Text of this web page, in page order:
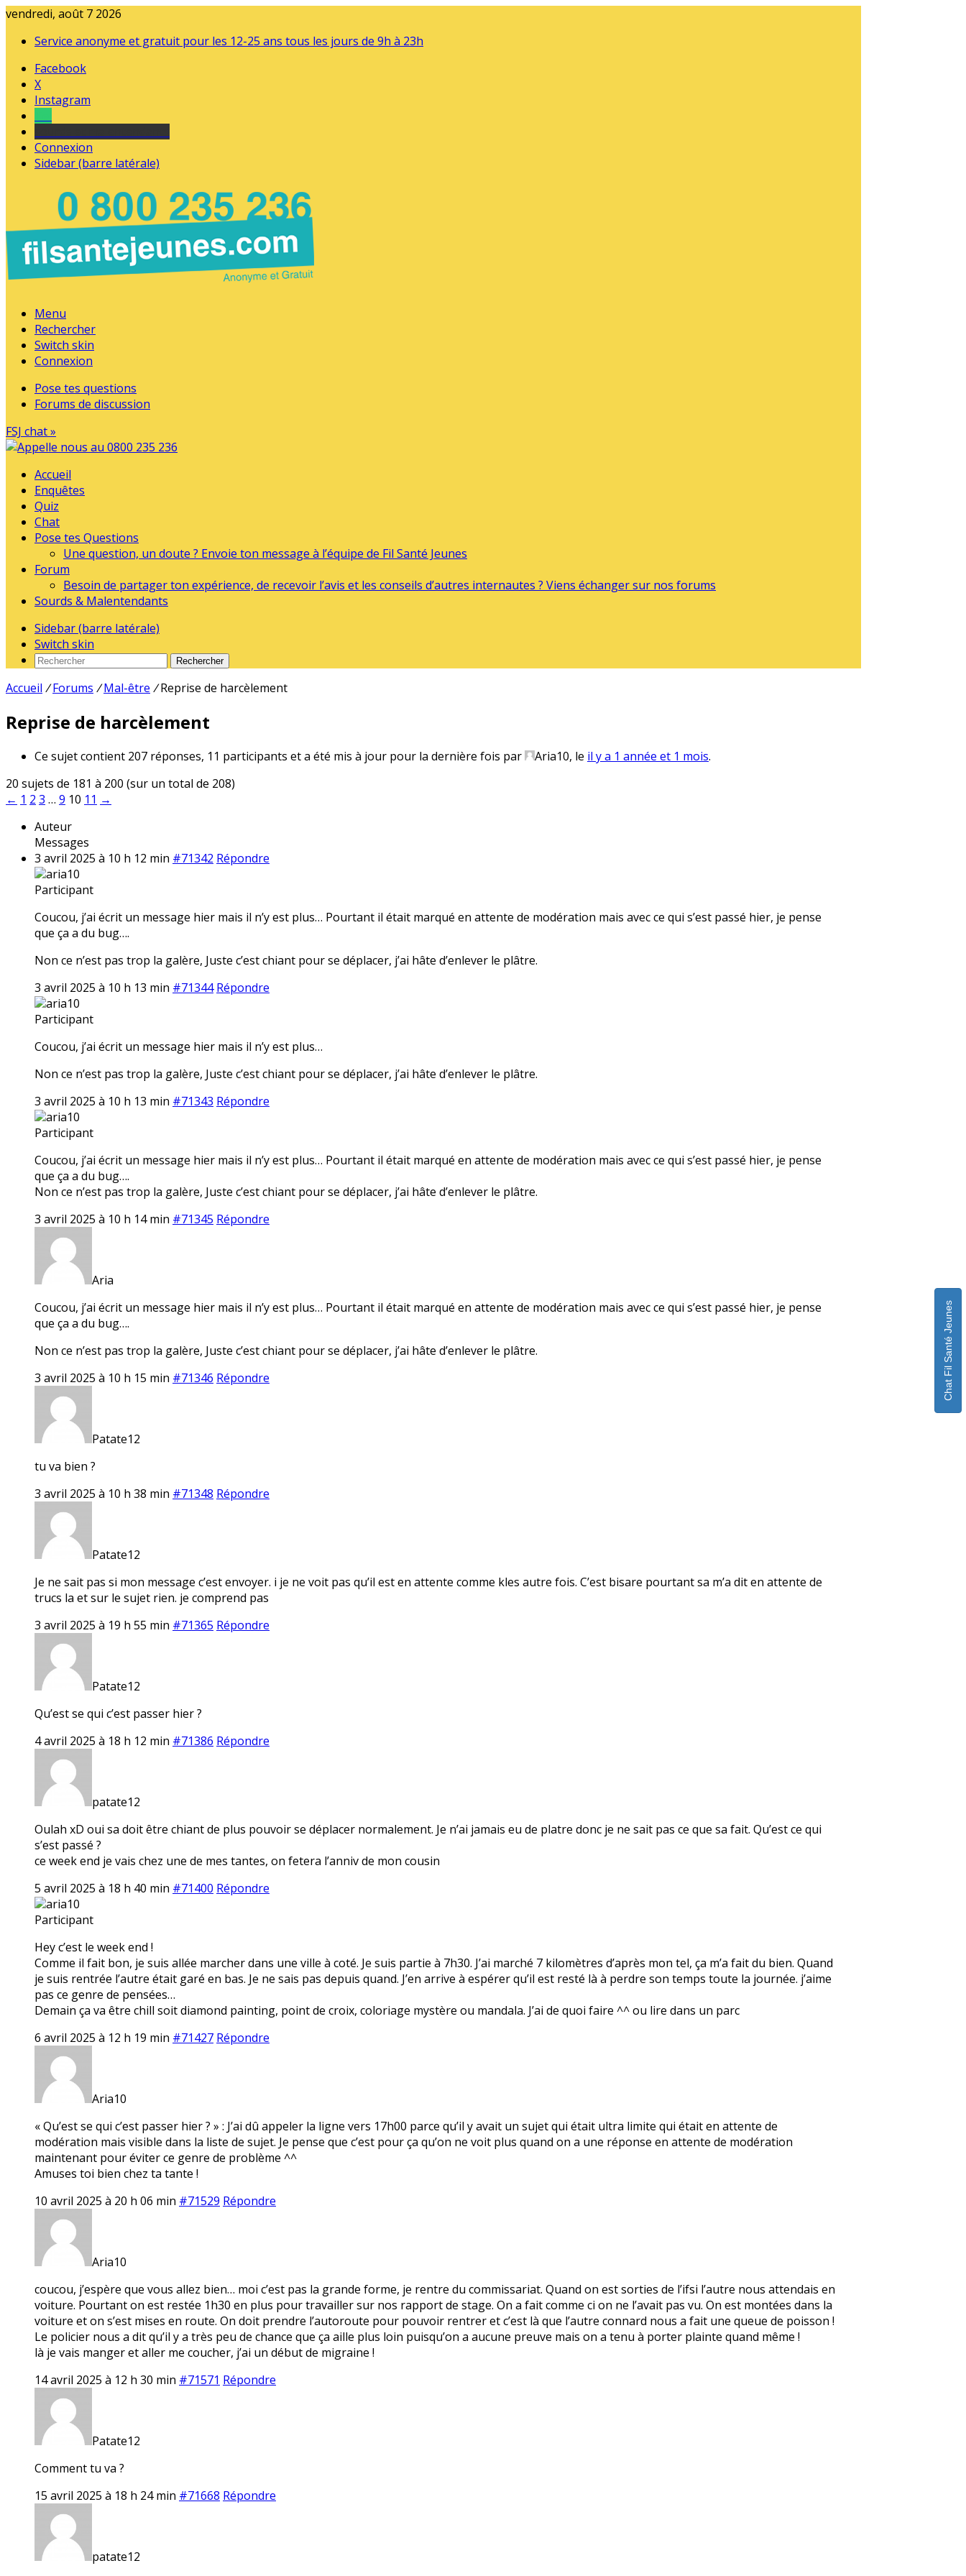
vendredi, août 7 2026
Service anonyme et gratuit pour les 12-25 ans tous les jours de 9h à 23h
Facebook
X
Instagram
Connexion
Sidebar (barre latérale)
Menu
Rechercher
Switch skin
Connexion
Pose tes questions
Forums de discussion
FSJ chat »
Accueil
Enquêtes
Quiz
Chat
Pose tes Questions
Une question, un doute ? Envoie ton message à l’équipe de Fil Santé Jeunes
Forum
Besoin de partager ton expérience, de recevoir l’avis et les conseils d’autres internautes ? Viens échanger sur nos forums
Sourds & Malentendants
Sidebar (barre latérale)
Switch skin
Rechercher
Accueil / Forums / Mal-être / Reprise de harcèlement
Reprise de harcèlement
Ce sujet contient 207 réponses, 11 participants et a été mis à jour pour la dernière fois par Aria10, le il y a 1 année et 1 mois.
20 sujets de 181 à 200 (sur un total de 208)
← 1 2 3 … 9 10 11 →
Auteur
Messages
3 avril 2025 à 10 h 12 min #71342 Répondre
aria10
Participant
Coucou, j’ai écrit un message hier mais il n’y est plus… Pourtant il était marqué en attente de modération mais avec ce qui s’est passé hier, je pense
que ça a du bug….
Non ce n’est pas trop la galère, Juste c’est chiant pour se déplacer, j’ai hâte d’enlever le plâtre.
3 avril 2025 à 10 h 13 min #71344 Répondre
aria10
Participant
Coucou, j’ai écrit un message hier mais il n’y est plus…
Non ce n’est pas trop la galère, Juste c’est chiant pour se déplacer, j’ai hâte d’enlever le plâtre.
3 avril 2025 à 10 h 13 min #71343 Répondre
aria10
Participant
Coucou, j’ai écrit un message hier mais il n’y est plus… Pourtant il était marqué en attente de modération mais avec ce qui s’est passé hier, je pense
que ça a du bug….
Non ce n’est pas trop la galère, Juste c’est chiant pour se déplacer, j’ai hâte d’enlever le plâtre.
3 avril 2025 à 10 h 14 min #71345 Répondre
Aria
Coucou, j’ai écrit un message hier mais il n’y est plus… Pourtant il était marqué en attente de modération mais avec ce qui s’est passé hier, je pense
que ça a du bug….
Non ce n’est pas trop la galère, Juste c’est chiant pour se déplacer, j’ai hâte d’enlever le plâtre.
3 avril 2025 à 10 h 15 min #71346 Répondre
Patate12
tu va bien ?
3 avril 2025 à 10 h 38 min #71348 Répondre
Patate12
Je ne sait pas si mon message c’est envoyer. i je ne voit pas qu’il est en attente comme kles autre fois. C’est bisare pourtant sa m’a dit en attente de
trucs la et sur le sujet rien. je comprend pas
3 avril 2025 à 19 h 55 min #71365 Répondre
Patate12
Qu’est se qui c’est passer hier ?
4 avril 2025 à 18 h 12 min #71386 Répondre
patate12
Oulah xD oui sa doit être chiant de plus pouvoir se déplacer normalement. Je n’ai jamais eu de platre donc je ne sait pas ce que sa fait. Qu’est ce qui
s’est passé ?
ce week end je vais chez une de mes tantes, on fetera l’anniv de mon cousin
5 avril 2025 à 18 h 40 min #71400 Répondre
aria10
Participant
Hey c’est le week end !
Comme il fait bon, je suis allée marcher dans une ville à coté. Je suis partie à 7h30. J’ai marché 7 kilomètres d’après mon tel, ça m’a fait du bien. Quand
je suis rentrée l’autre était garé en bas. Je ne sais pas depuis quand. J’en arrive à espérer qu’il est resté là à perdre son temps toute la journée. j’aime
pas ce genre de pensées…
Demain ça va être chill soit diamond painting, point de croix, coloriage mystère ou mandala. J’ai de quoi faire ^^ ou lire dans un parc
6 avril 2025 à 12 h 19 min #71427 Répondre
Aria10
« Qu’est se qui c’est passer hier ? » : J’ai dû appeler la ligne vers 17h00 parce qu’il y avait un sujet qui était ultra limite qui était en attente de
modération mais visible dans la liste de sujet. Je pense que c’est pour ça qu’on ne voit plus quand on a une réponse en attente de modération
maintenant pour éviter ce genre de problème ^^
Amuses toi bien chez ta tante !
10 avril 2025 à 20 h 06 min #71529 Répondre
Aria10
coucou, j’espère que vous allez bien… moi c’est pas la grande forme, je rentre du commissariat. Quand on est sorties de l’ifsi l’autre nous attendais en
voiture. Pourtant on est restée 1h30 en plus pour travailler sur nos rapport de stage. On a fait comme ci on ne l’avait pas vu. On est montées dans la
voiture et on s’est mises en route. On doit prendre l’autoroute pour pouvoir rentrer et c’est là que l’autre connard nous a fait une queue de poisson !
Le policier nous a dit qu’il y a très peu de chance que ça aille plus loin puisqu’on a aucune preuve mais on a tenu à porter plainte quand même !
là je vais manger et aller me coucher, j’ai un début de migraine !
14 avril 2025 à 12 h 30 min #71571 Répondre
Patate12
Comment tu va ?
15 avril 2025 à 18 h 24 min #71668 Répondre
patate12
Chat Fil Santé Jeunes